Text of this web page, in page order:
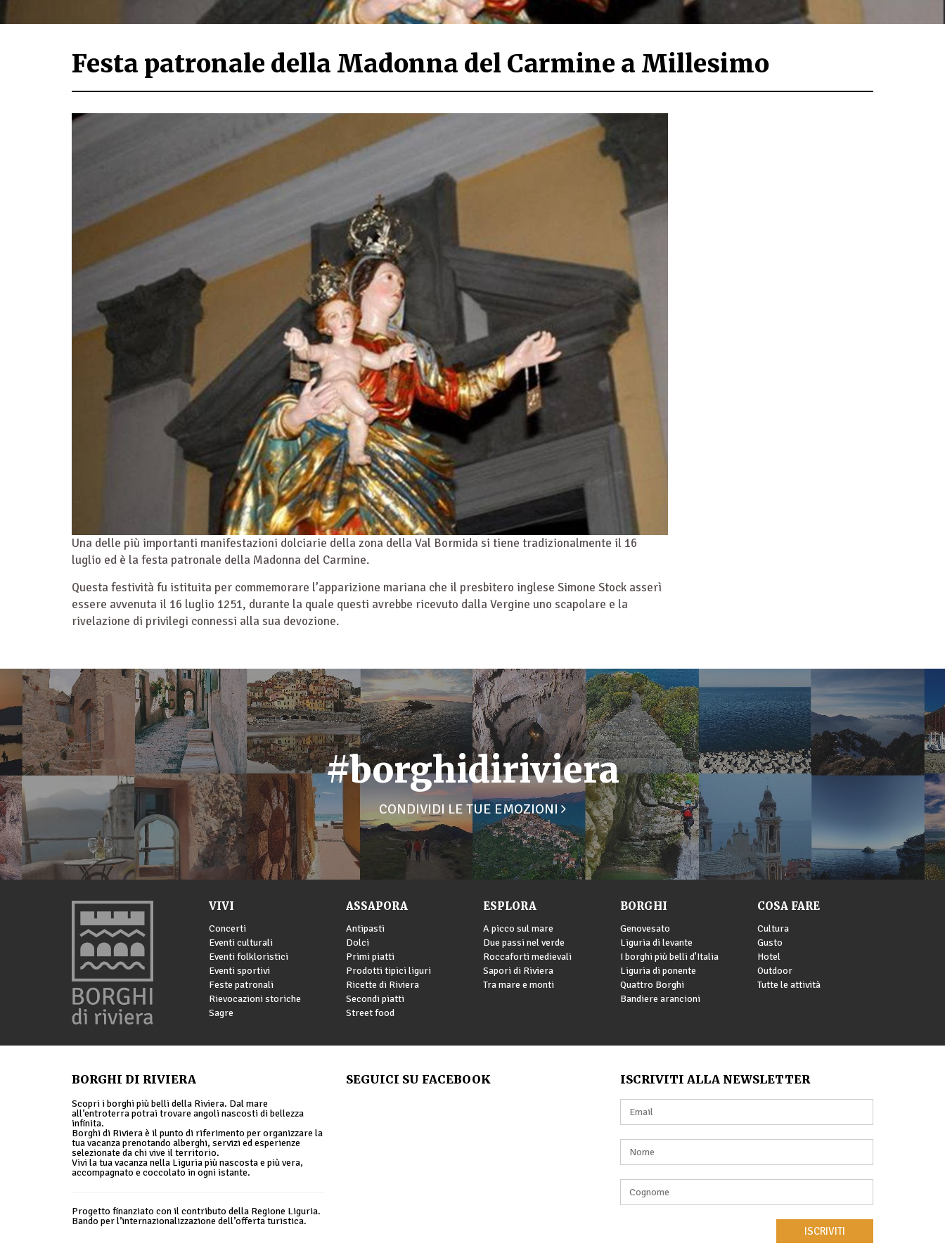
Festa patronale della Madonna del Carmine a Millesimo
Una delle più importanti manifestazioni dolciarie della zona della Val Bormida si tiene tradizionalmente il 16
luglio ed è la festa patronale della Madonna del Carmine.
Questa festività fu istituita per commemorare l’apparizione mariana che il presbitero inglese Simone Stock asserì
essere avvenuta il 16 luglio 1251, durante la quale questi avrebbe ricevuto dalla Vergine uno scapolare e la
rivelazione di privilegi connessi alla sua devozione.
#borghidiriviera
CONDIVIDI LE TUE EMOZIONI
VIVI
Concerti
Eventi culturali
Eventi folkloristici
Eventi sportivi
Feste patronali
Rievocazioni storiche
Sagre
ASSAPORA
Antipasti
Dolci
Primi piatti
Prodotti tipici liguri
Ricette di Riviera
Secondi piatti
Street food
ESPLORA
A picco sul mare
Due passi nel verde
Roccaforti medievali
Sapori di Riviera
Tra mare e monti
BORGHI
Genovesato
Liguria di levante
I borghi più belli d'Italia
Liguria di ponente
Quattro Borghi
Bandiere arancioni
COSA FARE
Cultura
Gusto
Hotel
Outdoor
Tutte le attività
BORGHI DI RIVIERA
Scopri i borghi più belli della Riviera. Dal mare
all’entroterra potrai trovare angoli nascosti di bellezza
infinita.
Borghi di Riviera è il punto di riferimento per organizzare la
tua vacanza prenotando alberghi, servizi ed esperienze
selezionate da chi vive il territorio.
Vivi la tua vacanza nella Liguria più nascosta e più vera,
accompagnato e coccolato in ogni istante.
Progetto finanziato con il contributo della Regione Liguria.
Bando per l’internazionalizzazione dell’offerta turistica.
SEGUICI SU FACEBOOK ISCRIVITI ALLA NEWSLETTER
ISCRIVITI